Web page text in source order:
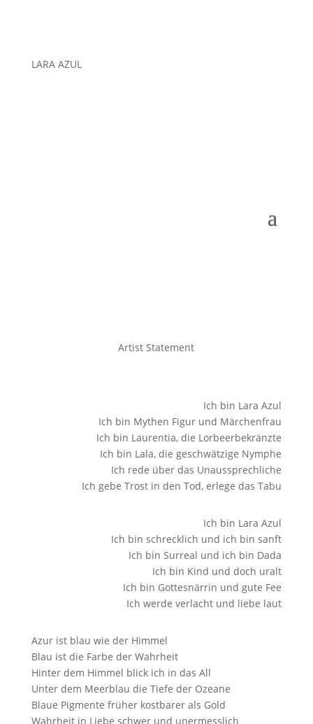
LARA AZUL
Artist Statement
Ich bin Lara Azul
Ich bin Mythen Figur und Märchenfrau
Ich bin Laurentia, die Lorbeerbekränzte
Ich bin Lala, die geschwätzige Nymphe
Ich rede über das Unaussprechliche
Ich gebe Trost in den Tod, erlege das Tabu
Ich bin Lara Azul
Ich bin schrecklich und ich bin sanft
Ich bin Surreal und ich bin Dada
Ich bin Kind und doch uralt
Ich bin Gottesnärrin und gute Fee
Ich werde verlacht und liebe laut
Azur ist blau wie der Himmel
Blau ist die Farbe der Wahrheit
Hinter dem Himmel blick ich in das All
Unter dem Meerblau die Tiefe der Ozeane
Blaue Pigmente früher kostbarer als Gold
Wahrheit in Liebe schwer und unermesslich